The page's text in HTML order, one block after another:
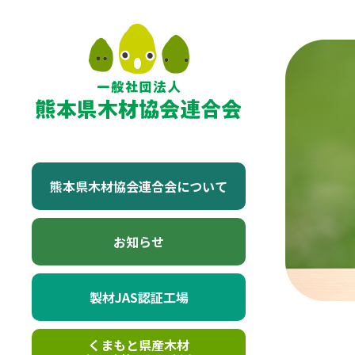
熊本県木材協会連合会について
お知らせ
製材JAS認証工場
くまもと県産木材